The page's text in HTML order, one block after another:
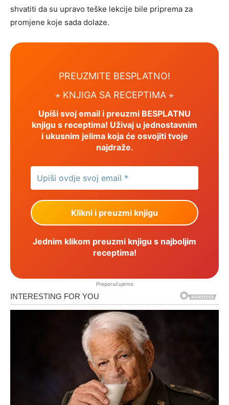
shvatiti da su upravo teške lekcije bile priprema za
promjene koje sada dolaze.
PREUZMITE BESPLATNO!
⋆ KNJIGA SA RECEPTIMA ⋆
Upiši svoj email i preuzmi BESPLATNU
knjigu s receptima! Uživaj u jednostavnim
i ukusnim jelima koja će osvojiti tvoje
najdraže.
Jednim klikom preuzmi knjigu s najboljim
receptima!
Preporučujemo